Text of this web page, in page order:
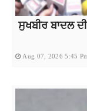
ਸੁਖਬੀਰ ਬਾਦਲ
Aug 07, 2026 5:45